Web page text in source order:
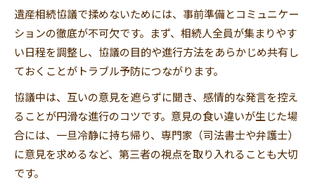
遺産相続協議で揉めないためには、事前準備とコミュニケー
ションの徹底が不可欠です。まず、相続人全員が集まりやす
い日程を調整し、協議の目的や進行方法をあらかじめ共有し
ておくことがトラブル予防につながります。
協議中は、互いの意見を遮らずに聞き、感情的な発言を控え
ることが円滑な進行のコツです。意見の食い違いが生じた場
合には、一旦冷静に持ち帰り、専門家（司法書士や弁護士）
に意見を求めるなど、第三者の視点を取り入れることも大切
です。